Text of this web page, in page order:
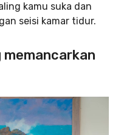
kamu suka dan
seisi kamar tidur.
memancarkan